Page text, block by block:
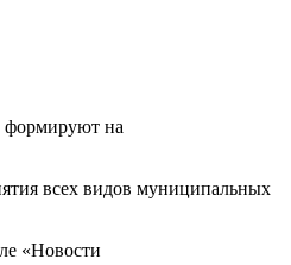
формируют на
всех видов муниципальных
«Новости